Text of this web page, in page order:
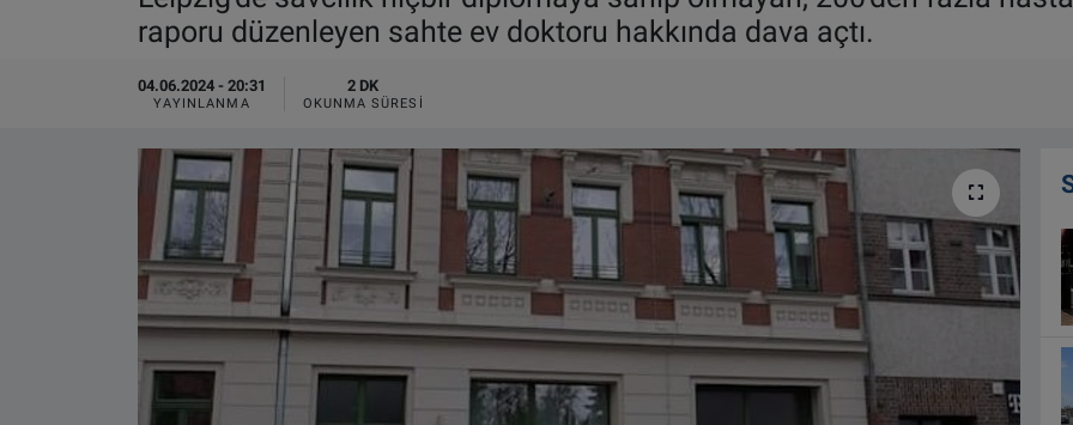
raporu düzenleyen sahte ev doktoru hakkında dava açtı.
04.06.2024 - 20:31
YAYINLANMA
2 DK
OKUNMA SÜRESI
VIDEO GALERİ
ALGEMENE VOORWAARDEN
CONTACT
Çerez Politikası